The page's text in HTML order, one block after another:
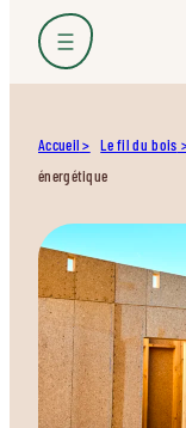
Accueil Le fil du bois
énergétique